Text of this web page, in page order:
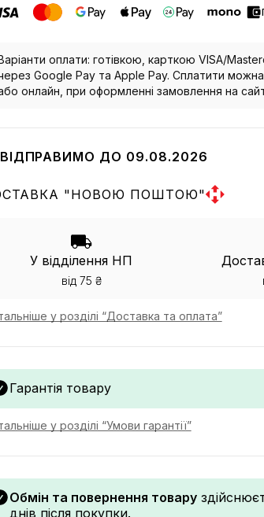
оплати: готівкою, карткою VISA/
Google Pay та Apple Pay. Сплатити
онлайн, при оформленні замовлення на
ВІДПРАВИМО ДО 09.08.2026
"НОВОЮ ПОШТОЮ"
У відділення НП
від 75 ₴
у розділі “Доставка та оплата”
Гарантія товару
у розділі “Умови гарантії”
Обмін та повернення товару
днів після покупки.